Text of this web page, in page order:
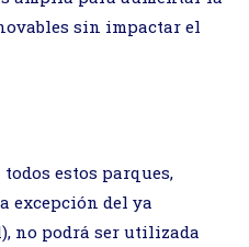
sin impactar el
estos parques,
excepción del ya
no podrá ser utilizada